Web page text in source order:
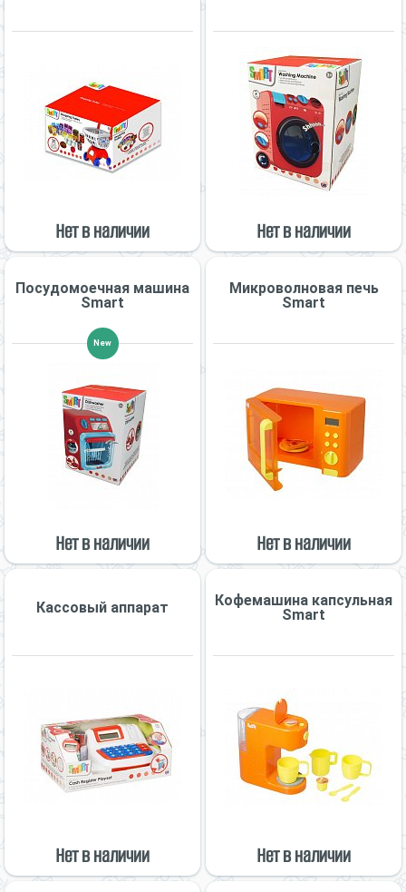
Нет в наличии Нет в наличии
Посудомоечная машина
Smart
New
Нет в наличии
Микроволновая печь
Smart
Нет в наличии
Кассовый аппарат
Нет в наличии
Кофемашина капсульная
Smart
Нет в наличии